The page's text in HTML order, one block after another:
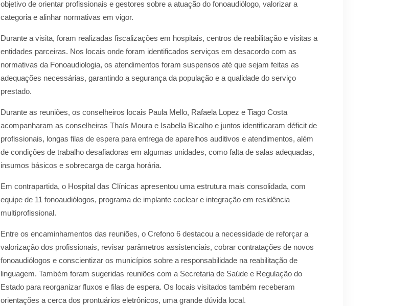
objetivo de orientar profissionais e gestores sobre a atuação do fonoaudiólogo, valorizar a
categoria e alinhar normativas em vigor.
Durante a visita, foram realizadas fiscalizações em hospitais, centros de reabilitação e visitas a
entidades parceiras. Nos locais onde foram identificados serviços em desacordo com as
normativas da Fonoaudiologia, os atendimentos foram suspensos até que sejam feitas as
adequações necessárias, garantindo a segurança da população e a qualidade do serviço
prestado.
Durante as reuniões, os conselheiros locais Paula Mello, Rafaela Lopez e Tiago Costa
acompanharam as conselheiras Thaís Moura e Isabella Bicalho e juntos identificaram déficit de
profissionais, longas filas de espera para entrega de aparelhos auditivos e atendimentos, além
de condições de trabalho desafiadoras em algumas unidades, como falta de salas adequadas,
insumos básicos e sobrecarga de carga horária.
Em contrapartida, o Hospital das Clínicas apresentou uma estrutura mais consolidada, com
equipe de 11 fonoaudiólogos, programa de implante coclear e integração em residência
multiprofissional.
Entre os encaminhamentos das reuniões, o Crefono 6 destacou a necessidade de reforçar a
valorização dos profissionais, revisar parâmetros assistenciais, cobrar contratações de novos
fonoaudiólogos e conscientizar os municípios sobre a responsabilidade na reabilitação de
linguagem. Também foram sugeridas reuniões com a Secretaria de Saúde e Regulação do
Estado para reorganizar fluxos e filas de espera. Os locais visitados também receberam
orientações a cerca dos prontuários eletrônicos, uma grande dúvida local.